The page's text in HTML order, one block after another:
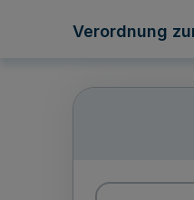
Verordnung